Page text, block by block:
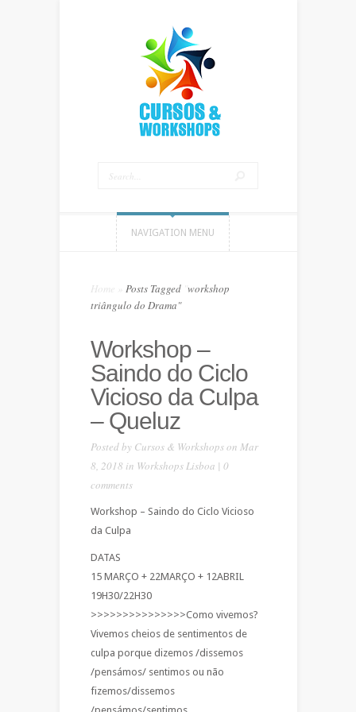
NAVIGATION MENU
Home Posts Tagged workshop
triângulo do Drama"
Workshop –
Saindo do Ciclo
Vicioso da Culpa
– Queluz
Posted by Cursos & Workshopson Mar
8, 2018 in Workshops Lisboa | 0
comments
Workshop – Saindo do Ciclo Vicioso
da Culpa
DATAS
15 MARÇO + 22MARÇO + 12ABRIL
19H30/22H30
>>>>>>>>>>>>>>>Como vivemos?
Vivemos cheios de sentimentos de
culpa porque dizemos /dissemos
/pensámos/ sentimos ou não
fizemos/dissemos